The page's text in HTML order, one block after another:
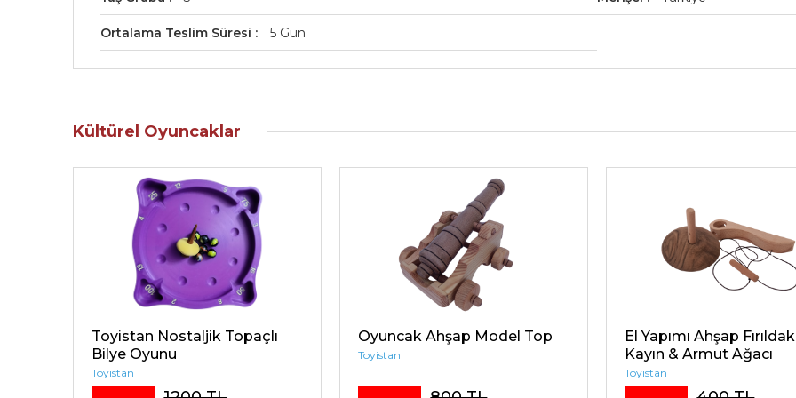
Ortalama Teslim Süresi 5 Gün
Kültürel Oyuncaklar
Toyistan Nostaljik Topaçlı
Bilye Oyunu
Toyistan
Oyuncak Ahşap Model Top
Toyistan
El Yapımı Ahşap
Kayın & Armut Ağacı
Toyistan